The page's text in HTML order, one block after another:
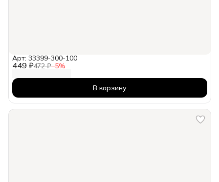
449 ₽472 ₽−5%
Арт: 33399-300-100
В корзину